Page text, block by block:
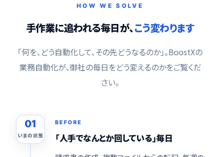
HOW WE SOLVE
手作業に追われる毎日が、こう変わります
「何を、どう自動化して、その先どうなるのか」。BoostXの
業務自動化が、御社の毎日をどう変えるのかをご覧くだ
さい。
01
いまの状態
BEFORE
「人手でなんとか回している」毎日